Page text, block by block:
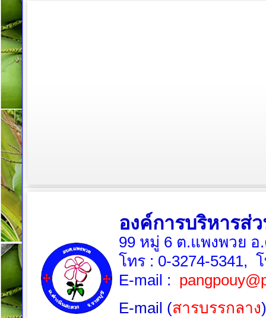
องค์การบริหารส่
99 หมู่ 6 ต.แพงพวย
โทร : 0-3274-5341,
E-mail :
E-mail (สารบรรกลาง